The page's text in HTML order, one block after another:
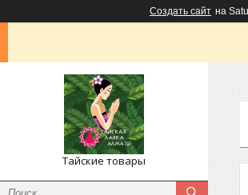
Создать сайт на
Тайские товары